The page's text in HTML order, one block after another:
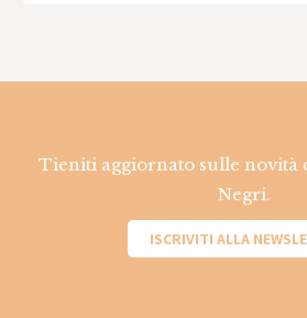
Tieniti aggiornato sulle novità
Negri.
ISCRIVITI ALLA